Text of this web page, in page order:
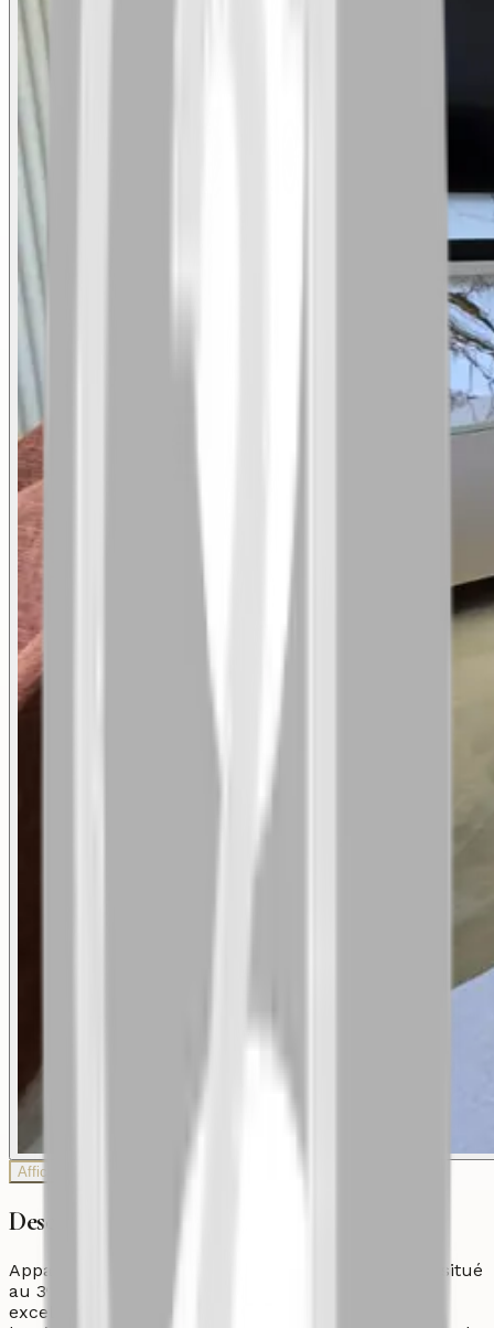
Afficher plus de photos
Description
Appartement entièrement refait à neuf de 101 m², situé
au 3ᵉ étage d’une résidence de 4 étages, avec une
excellente orientation plein sud offrant une belle